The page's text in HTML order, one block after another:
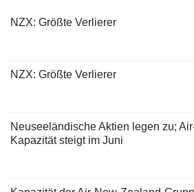
NZX: Größte Verlierer
NZX: Größte Verlierer
Neuseeländische Aktien legen zu;
Kapazität steigt im Juni